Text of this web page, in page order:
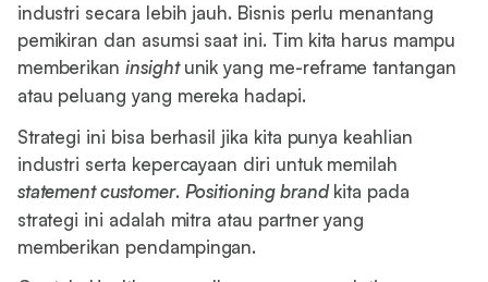
industri secara lebih jauh. Bisnis perlu menantang
pemikiran dan asumsi saat ini. Tim kita harus mampu
memberikaninsightunik yang me-reframe tantangan
atau peluang yang mereka hadapi.
Strategi ini bisa berhasil jika kita punya keahlian
industri serta kepercayaan diri untuk memilah
statement customer. Positioning brandkita pada
strategi ini adalah mitra atau partner yang
memberikan pendampingan.